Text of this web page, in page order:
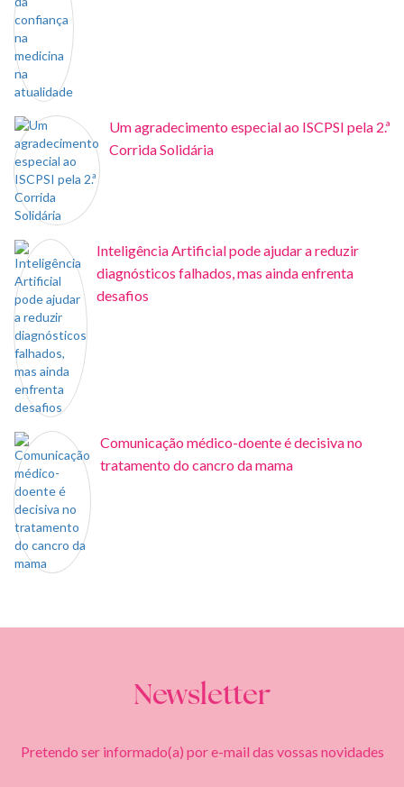
Um agradecimento especial ao ISCPSI pela 2.ª
Corrida Solidária
Inteligência Artificial pode ajudar a reduzir
diagnósticos falhados, mas ainda enfrenta
desafios
Comunicação médico-doente é decisiva no
tratamento do cancro da mama
Newsletter
Pretendo ser informado(a) por e-mail das vossas novidades